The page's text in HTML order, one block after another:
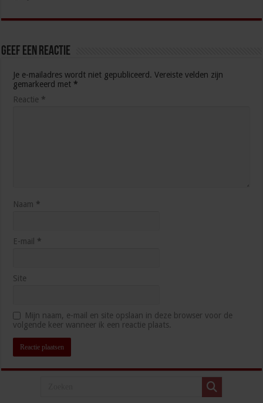
Geef een reactie
Je e-mailadres wordt niet gepubliceerd. Vereiste velden zijn
gemarkeerd met *
Reactie *
Naam *
E-mail *
Site
Mijn naam, e-mail en site opslaan in deze browser voor de
volgende keer wanneer ik een reactie plaats.